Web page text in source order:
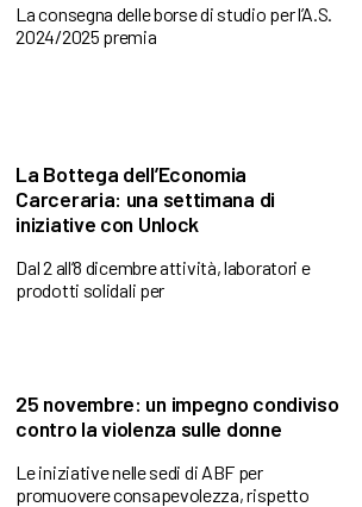
La consegna delle borse di studio per l’A.S.
2024/2025 premia
La Bottega dell’Economia
Carceraria: una settimana di
iniziative con Unlock
Dal 2 all’8 dicembre attività, laboratori e
prodotti solidali per
25 novembre: un impegno condiviso
contro la violenza sulle donne
Le iniziative nelle sedi di ABF per
promuovere consapevolezza, rispetto